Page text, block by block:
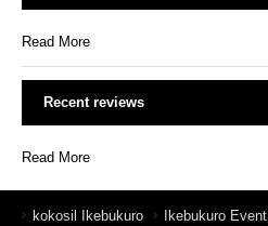
Read More
Recent reviews
Read More
kokosil Ikebukuro Ikebukuro Event